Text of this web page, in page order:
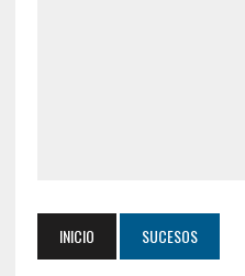
INICIO SUCESOS